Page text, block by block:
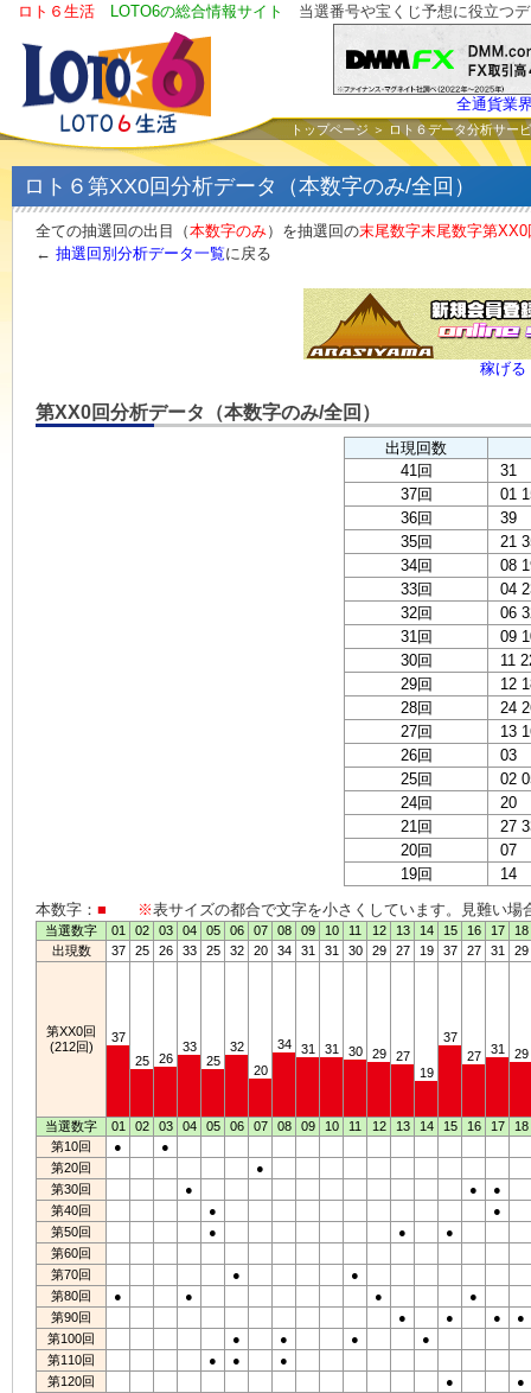
ロト６生活 LOTO6の総合情報サイト 当選番号や宝くじ予想に役立つ
全通貨業
トップページ ＞ ロト６データ分析サー
ロト６第XX0回分析データ（本数字のみ/全回）
全ての抽選回の出目（本数字のみ）を抽選回の末尾数字末尾数字第XX0
← 抽選回別分析データ一覧に戻る
稼げる
第XX0回分析データ（本数字のみ/全回）
出現回数
41回
31
37回
01
36回
39
35回
21
34回
08
33回
04
32回
06
31回
09
30回
11
29回
12
28回
24
27回
13
26回
03
25回
02
24回
20
21回
27
20回
07
19回
14
本数字： ■ ※表サイズの都合で文字を小さくしています。見難い
当選数字 01 02 03 04 05 06 07 08 09 10 11 12 13 14 15 16 17
18
出現数
37 25 26 33 25 32 20 34 31 31 30 29 27 19 37 27 31 29
第XX0回
(212回)
37
25
26
33
25
32
20
34 31 31 30 29
27
19
37
27
31 29
当選数字 01 02 03 04 05 06 07 08 09 10 11 12 13 14 15 16 17
18
第10回
●
●
第20回
●
第30回
● ●
●
第40回
●
●
第50回
● ●
●
第60回
第70回
●
●
第80回
● ● ●
●
第90回
● ● ●
●
第100回
● ● ●
●
第110回
● ●
●
第120回
●
●